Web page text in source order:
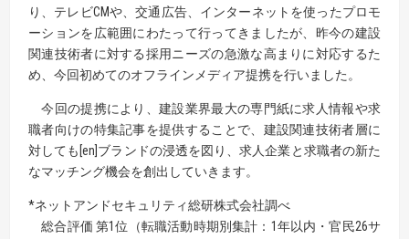
り、テレビCMや、交通広告、インターネットを使ったプロモ
ーションを広範囲にわたって行ってきましたが、昨今の建設
関連技術者に対する採用ニーズの急激な高まりに対応するた
め、今回初めてのオフラインメディア提携を行いました。
今回の提携により、建設業界最大の専門紙に求人情報や求
職者向けの特集記事を提供することで、建設関連技術者層に
対しても[en]ブランドの浸透を図り、求人企業と求職者の新た
なマッチング機会を創出していきます。
*ネットアンドセキュリティ総研株式会社調べ
総合評価 第1位（転職活動時期別集計：1年以内・官民26サ